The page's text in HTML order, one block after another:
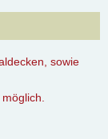
sowie